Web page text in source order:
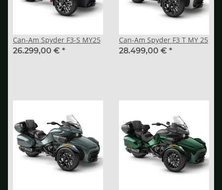
Can-Am Spyder F3-S MY25
26.299,00 € *
Can-Am Spyder F3 T MY 25
28.499,00 € *